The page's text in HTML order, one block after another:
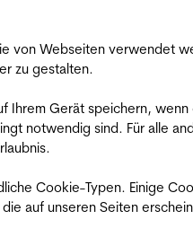
von Webseiten verwendet
zu gestalten.
Ihrem Gerät speichern, wenn
notwendig sind. Für alle
Cookie-Typen. Einige
auf unseren Seiten